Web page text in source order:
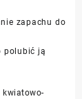
zapachu do
polubić ją